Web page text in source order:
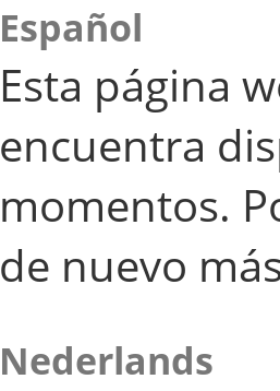
Español
Esta página
encuentra
momentos.
de nuevo
Nederlands